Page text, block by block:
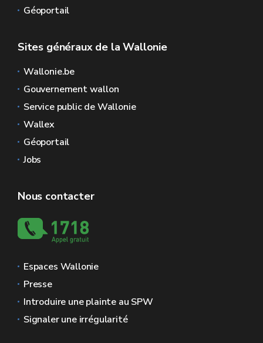
Géoportail
Sites généraux de la Wallonie
Wallonie.be
Gouvernement wallon
Service public de Wallonie
Wallex
Géoportail
Jobs
Nous contacter
Espaces Wallonie
Presse
Introduire une plainte au SPW
Signaler une irrégularité